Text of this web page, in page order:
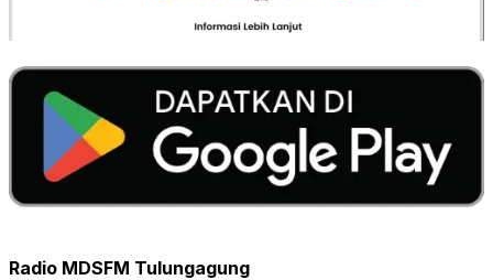
Radio MDSFM Tulungagung